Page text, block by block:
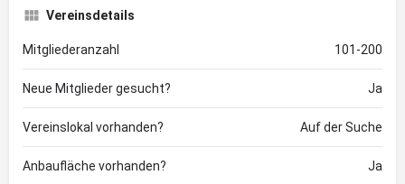
Vereinsdetails
Mitgliederanzahl 101-200
Neue Mitglieder gesucht? Ja
Vereinslokal vorhanden? Auf der Suche
Anbaufläche vorhanden? Ja